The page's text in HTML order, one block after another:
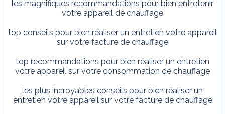
les magnifiques recommandations pour bien entretenir
votre appareil de chauffage
top conseils pour bien réaliser un entretien votre appareil
sur votre facture de chauffage
top recommandations pour bien réaliser un entretien
votre appareil sur votre consommation de chauffage
les plus incroyables conseils pour bien réaliser un
entretien votre appareil sur votre facture de chauffage